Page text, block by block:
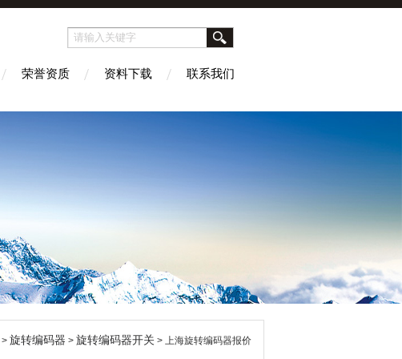
荣誉资质 资料下载 联系我们
> 旋转编码器 > 旋转编码器开关 > 上海旋转编码器报价